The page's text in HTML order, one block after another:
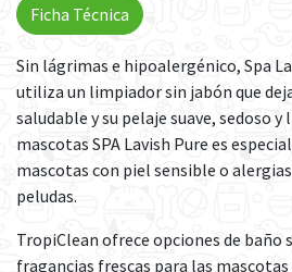
Sin lágrimas e hipoalergénico, Spa
utiliza un limpiador sin jabón que
saludable y su pelaje suave, sedoso
mascotas SPA Lavish Pure es
mascotas con piel sensible o
peludas.
TropiClean ofrece opciones de baño
fragancias frescas para las mascotas
Ficha Técnica